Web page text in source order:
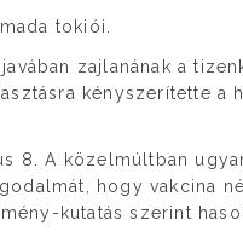
tokiói.
zajlanának a
kényszerítette a
8. A közelmúltban
hogy vakcina
kutatás szerint